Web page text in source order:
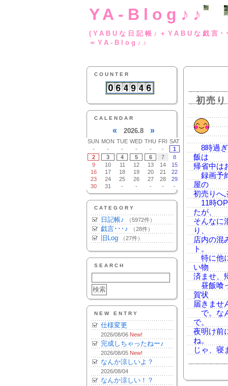
YA-Blog♪♪
(YABUな日記帳♪
＝YA-Blog♪♪
COUNTER
CALENDAR
« 2026.8 »
SUN MON TUE WED THU FRI SAT
-
- - - - -
1
2
3 4 5 6 7
8
9
10 11 12 13 14
15
16
17 18 19 20 21
22
23
24 25 26 27 28
29
30
31 - - - - -
CATEGORY
日記帳♪ （5972件）
戯言･･･♪ （28件）
旧Log （27件）
SEARCH
NEW ENTRY
仕様変更
2026/08/06 New!
完成しちゃったねー♪
2026/08/05 New!
なんか涼しいよ？
2026/08/04
なんか涼しい！？
初売り
8時過ぎ
飯は
帰省中は
録画予
屋の
初売りへ
11時
たが、
そんなに
り、
店内の混
ト。
特に他
い物
済ませ、
昼飯喰
賀状
届きませ
で。な
で。
夜明け前
ね。
じゃ、寝